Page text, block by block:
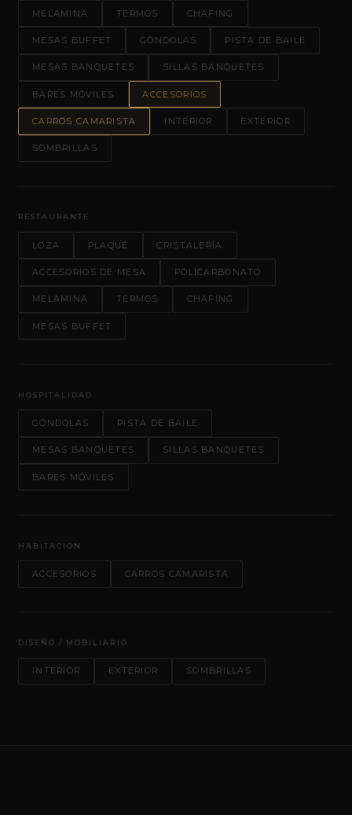
MELAMINA TERMOS CHAFING
MESAS BUFFET GÓNDOLAS PISTA DE BAILE
MESAS BANQUETES SILLAS BANQUETES
BARES MÓVILES ACCESORIOS
CARROS CAMARISTA INTERIOR EXTERIOR
SOMBRILLAS
RESTAURANTE
LOZA PLAQUÉ CRISTALERÍA
ACCESORIOS DE MESA POLICARBONATO
MELAMINA TERMOS CHAFING
MESAS BUFFET
HOSPITALIDAD
GÓNDOLAS PISTA DE BAILE
MESAS BANQUETES SILLAS BANQUETES
BARES MÓVILES
HABITACIÓN
ACCESORIOS CARROS CAMARISTA
DISEÑO / MOBILIARIO
INTERIOR EXTERIOR SOMBRILLAS